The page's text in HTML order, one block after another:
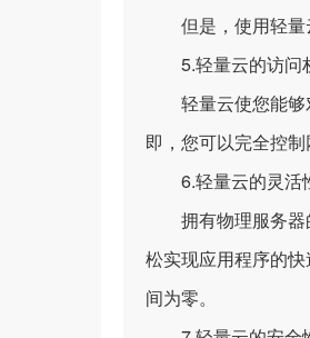
但是，使用轻量
5.轻量云的访问
轻量云使您能够
即，您可以完全控
6.轻量云的灵活
拥有物理服务器
松实现应用程序的
间为零。